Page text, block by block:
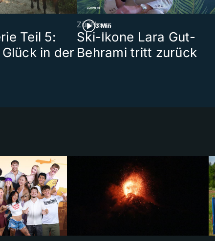
Teil 5:
in der
3 Min
ZüriNews
Ski-Ikone Lara Gut-
Behrami tritt zurück